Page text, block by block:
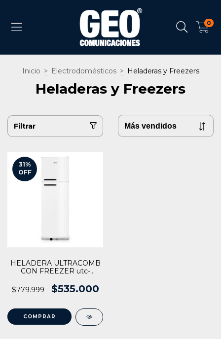
0
Inicio > Electrodomésticos > Heladeras y Freezers
Heladeras y Freezers
Filtrar
31%
OFF
HELADERA ULTRACOMB
CON FREEZER utc-
$779.999
$535.000